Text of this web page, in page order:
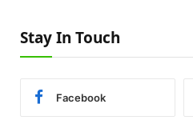
Stay In Touch
Facebook